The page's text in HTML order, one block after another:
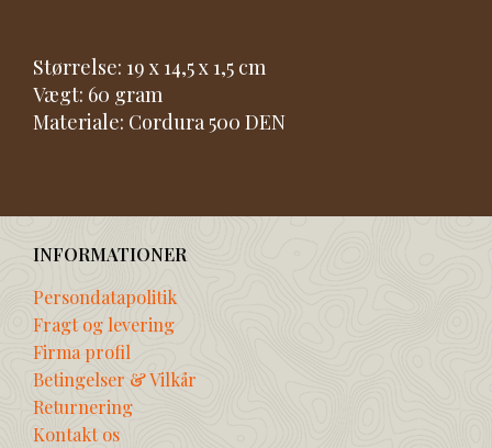
Størrelse: 19 x 14,5 x 1,5 cm
Vægt: 60 gram
Materiale: Cordura 500 DEN
INFORMATIONER
Persondatapolitik
Fragt og levering
Firma profil
Betingelser & Vilkår
Returnering
Kontakt os